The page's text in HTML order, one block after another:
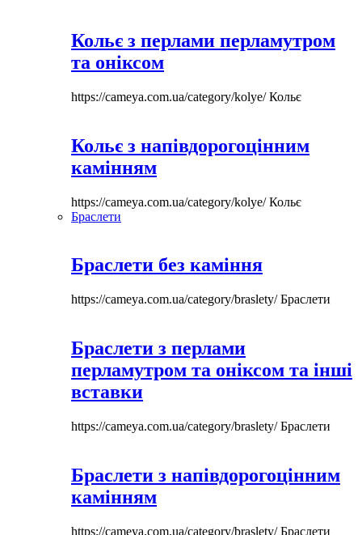
Кольє з перлами перламутром
та оніксом
https://cameya.com.ua/category/kolye/Кольє
Кольє з напівдорогоцінним
камінням
https://cameya.com.ua/category/kolye/Кольє
Браслети
Браслети без каміння
https://cameya.com.ua/category/braslety/Браслети
Браслети з перлами
перламутром та оніксом та інші
вставки
https://cameya.com.ua/category/braslety/Браслети
Браслети з напівдорогоцінним
камінням
https://cameya.com.ua/category/braslety/Браслети